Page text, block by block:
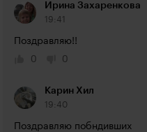
Ирина Захаренкова
19:41
Поздравляю!!
0
0
Карин Хил
19:40
Поздравляю побндивших